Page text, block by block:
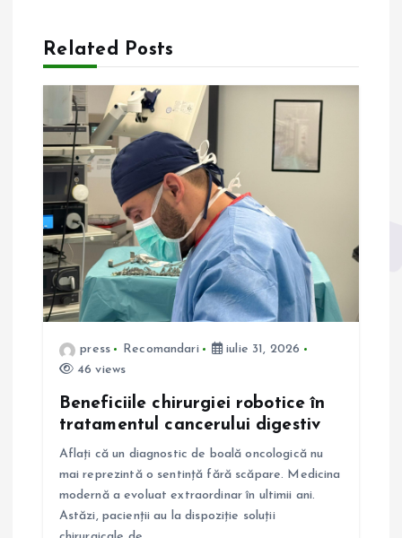
a
r
e
n
a
r
Related Posts
press Recomandari
iulie 31, 2026
46 views
Beneficiile chirurgiei robotice în
tratamentul cancerului digestiv
Aflați că un diagnostic de boală oncologică nu
mai reprezintă o sentință fără scăpare. Medicina
modernă a evoluat extraordinar în ultimii ani.
Astăzi, pacienții au la dispoziție soluții